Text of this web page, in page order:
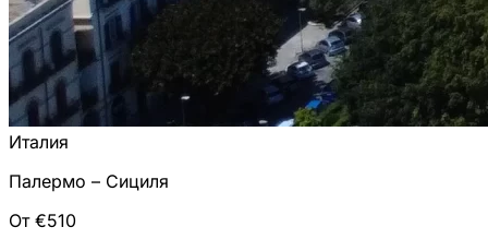
Италия
Палермо – Сициля
От €510